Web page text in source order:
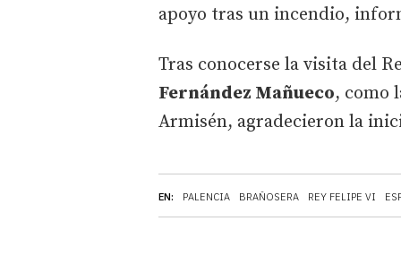
EN: PALENCIA BRAÑOSERA REY FELIPE VI
apoyo tras un incendio,
Tras conocerse la visita del
Fernández Mañueco, como
Armisén, agradecieron la